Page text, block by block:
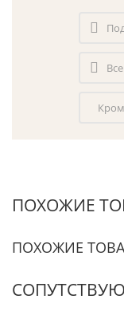
ПОХОЖИЕ
ПОХОЖИЕ